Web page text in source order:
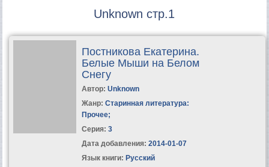
Unknown стр.1
Постникова Екатерина.
Белые Мыши на Белом
Снегу
Автор: Unknown
Жанр: Старинная литература:
Прочее;
Серия: 3
Дата добавления: 2014-01-07
Язык книги: Русский